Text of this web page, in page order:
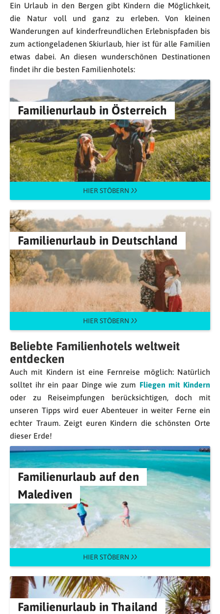
Ein Urlaub in den Bergen gibt Kindern die Möglichkeit,
die Natur voll und ganz zu erleben. Von kleinen
Wanderungen auf kinderfreundlichen Erlebnispfaden bis
zum actiongeladenen Skiurlaub, hier ist für alle Familien
etwas dabei. An diesen wunderschönen Destinationen
findet ihr die besten Familienhotels:
Familienurlaub in Österreich
HIER STÖBERN
Familienurlaub in Deutschland
HIER STÖBERN
Beliebte Familienhotels weltweit
entdecken
Auch mit Kindern ist eine Fernreise möglich: Natürlich
solltet ihr ein paar Dinge wie zum Fliegen mit Kindern
oder zu Reiseimpfungen berücksichtigen, doch mit
unseren Tipps wird euer Abenteuer in weiter Ferne ein
echter Traum. Zeigt euren Kindern die schönsten Orte
dieser Erde!
Familienurlaub auf den
Malediven
HIER STÖBERN
Familienurlaub in Thailand